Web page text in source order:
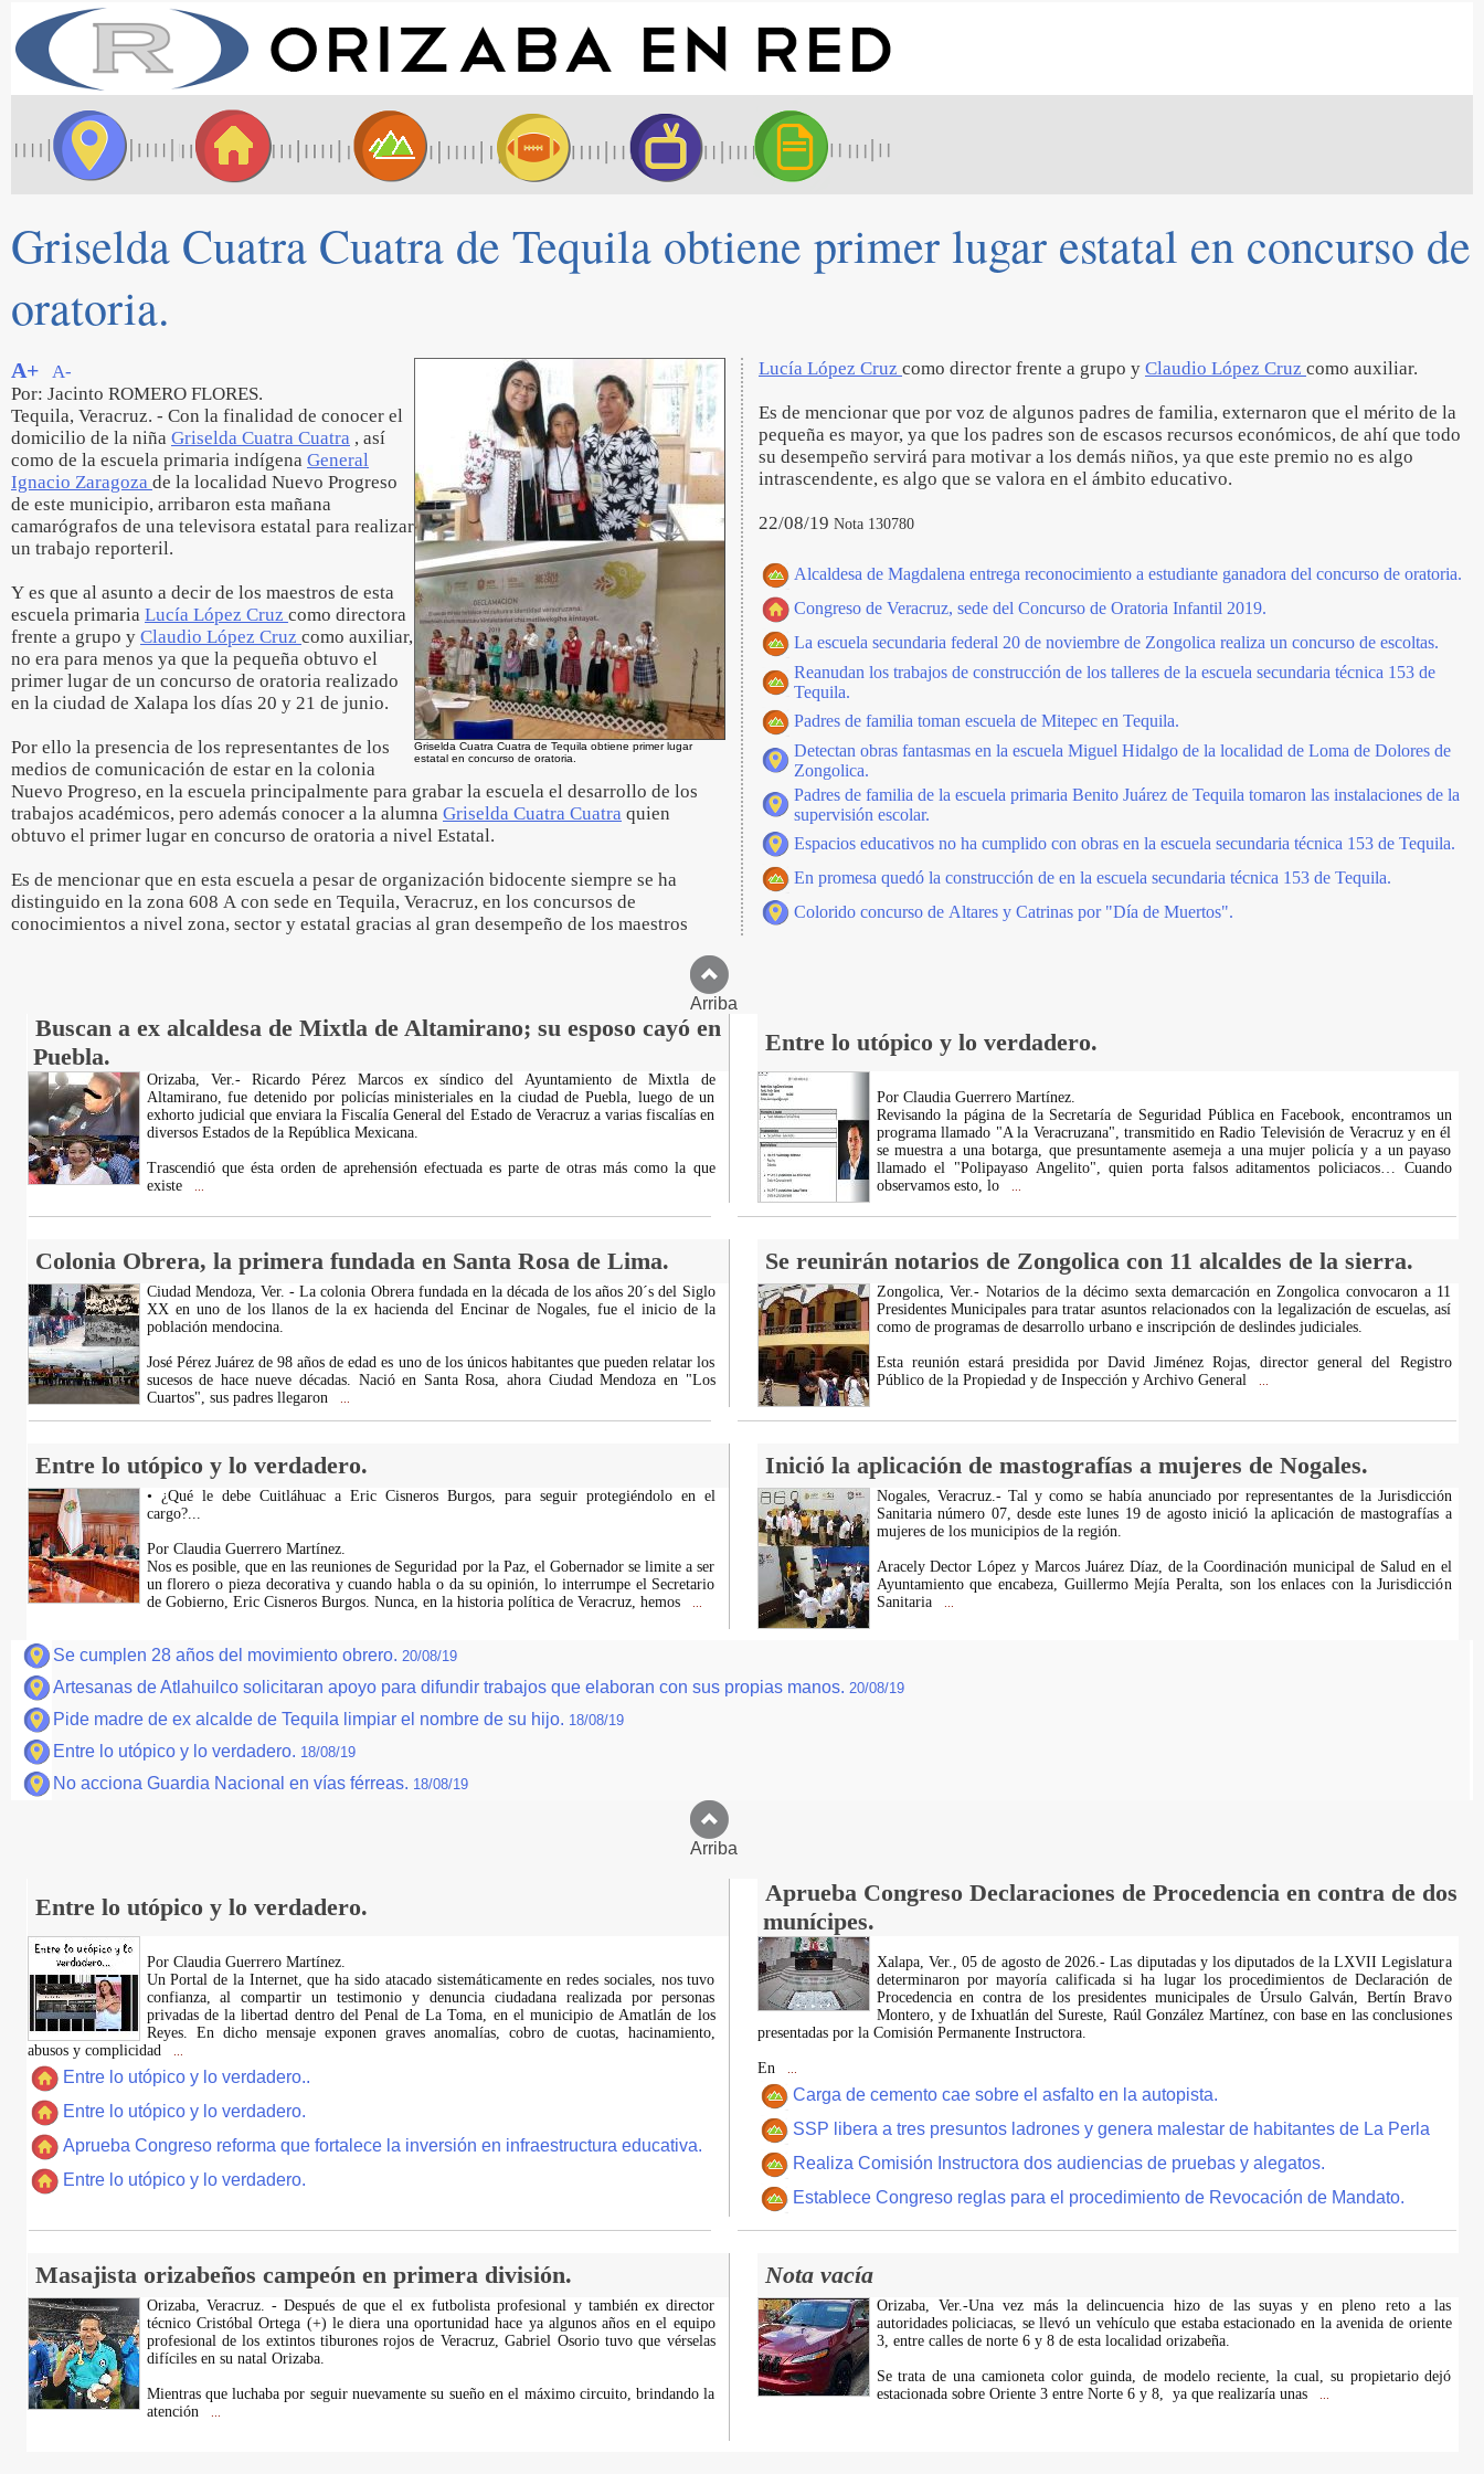
Griselda Cuatra Cuatra de Tequila obtiene primer lugar estatal en concurso de
oratoria.
Griselda Cuatra Cuatra de Tequila obtiene primer lugar
estatal en concurso de oratoria.
A+
A-
Por: Jacinto ROMERO FLORES.
Tequila, Veracruz. - Con la finalidad de conocer el
domicilio de la niña Griselda Cuatra Cuatra , así
como de la escuela primaria indígena General
Ignacio Zaragoza de la localidad Nuevo Progreso
de este municipio, arribaron esta mañana
camarógrafos de una televisora estatal para realizar
un trabajo reporteril.
Y es que al asunto a decir de los maestros de esta
escuela primaria Lucía López Cruz como directora
frente a grupo y Claudio López Cruz como auxiliar,
no era para menos ya que la pequeña obtuvo el
primer lugar de un concurso de oratoria realizado
en la ciudad de Xalapa los días 20 y 21 de junio.
Por ello la presencia de los representantes de los
medios de comunicación de estar en la colonia
Nuevo Progreso, en la escuela principalmente para grabar la escuela el desarrollo de los
trabajos académicos, pero además conocer a la alumna Griselda Cuatra Cuatra quien
obtuvo el primer lugar en concurso de oratoria a nivel Estatal.
Es de mencionar que en esta escuela a pesar de organización bidocente siempre se ha
distinguido en la zona 608 A con sede en Tequila, Veracruz, en los concursos de
conocimientos a nivel zona, sector y estatal gracias al gran desempeño de los maestros
Lucía López Cruz como director frente a grupo y Claudio López Cruz como auxiliar.
Es de mencionar que por voz de algunos padres de familia, externaron que el mérito de la
pequeña es mayor, ya que los padres son de escasos recursos económicos, de ahí que todo
su desempeño servirá para motivar a los demás niños, ya que este premio no es algo
intrascendente, es algo que se valora en el ámbito educativo.
22/08/19 Nota 130780
Alcaldesa de Magdalena entrega reconocimiento a estudiante ganadora del concurso de oratoria.
Congreso de Veracruz, sede del Concurso de Oratoria Infantil 2019.
La escuela secundaria federal 20 de noviembre de Zongolica realiza un concurso de escoltas.
Reanudan los trabajos de construcción de los talleres de la escuela secundaria técnica 153 de
Tequila.
Padres de familia toman escuela de Mitepec en Tequila.
Detectan obras fantasmas en la escuela Miguel Hidalgo de la localidad de Loma de Dolores de
Zongolica.
Padres de familia de la escuela primaria Benito Juárez de Tequila tomaron las instalaciones de la
supervisión escolar.
Espacios educativos no ha cumplido con obras en la escuela secundaria técnica 153 de Tequila.
En promesa quedó la construcción de en la escuela secundaria técnica 153 de Tequila.
Colorido concurso de Altares y Catrinas por "Día de Muertos".
Arriba
Buscan a ex alcaldesa de Mixtla de Altamirano; su esposo cayó en
Puebla.
Entre lo utópico y lo verdadero.
Orizaba, Ver.- Ricardo Pérez Marcos ex síndico del Ayuntamiento de Mixtla de
Altamirano, fue detenido por policías ministeriales en la ciudad de Puebla, luego de un
exhorto judicial que enviara la Fiscalía General del Estado de Veracruz a varias fiscalías en
diversos Estados de la República Mexicana.
Trascendió que ésta orden de aprehensión efectuada es parte de otras más como la que
existe
Por Claudia Guerrero Martínez.
Revisando la página de la Secretaría de Seguridad Pública en Facebook, encontramos un
programa llamado "A la Veracruzana", transmitido en Radio Televisión de Veracruz y en él
se muestra a una botarga, que presuntamente asemeja a una mujer policía y a un payaso
llamado el "Polipayaso Angelito", quien porta falsos aditamentos policiacos… Cuando
observamos esto, lo
Colonia Obrera, la primera fundada en Santa Rosa de Lima. Se reunirán notarios de Zongolica con 11 alcaldes de la sierra.
Ciudad Mendoza, Ver. - La colonia Obrera fundada en la década de los años 20´s del Siglo
XX en uno de los llanos de la ex hacienda del Encinar de Nogales, fue el inicio de la
población mendocina.
José Pérez Juárez de 98 años de edad es uno de los únicos habitantes que pueden relatar los
sucesos de hace nueve décadas. Nació en Santa Rosa, ahora Ciudad Mendoza en "Los
Cuartos", sus padres llegaron
Zongolica, Ver.- Notarios de la décimo sexta demarcación en Zongolica convocaron a 11
Presidentes Municipales para tratar asuntos relacionados con la legalización de escuelas, así
como de programas de desarrollo urbano e inscripción de deslindes judiciales.
Esta reunión estará presidida por David Jiménez Rojas, director general del Registro
Público de la Propiedad y de Inspección y Archivo General
Entre lo utópico y lo verdadero. Inició la aplicación de mastografías a mujeres de Nogales.
• ¿Qué le debe Cuitláhuac a Eric Cisneros Burgos, para seguir protegiéndolo en el
cargo?...
Por Claudia Guerrero Martínez.
Nos es posible, que en las reuniones de Seguridad por la Paz, el Gobernador se limite a ser
un florero o pieza decorativa y cuando habla o da su opinión, lo interrumpe el Secretario
de Gobierno, Eric Cisneros Burgos. Nunca, en la historia política de Veracruz, hemos
Nogales, Veracruz.- Tal y como se había anunciado por representantes de la Jurisdicción
Sanitaria número 07, desde este lunes 19 de agosto inició la aplicación de mastografías a
mujeres de los municipios de la región.
Aracely Dector López y Marcos Juárez Díaz, de la Coordinación municipal de Salud en el
Ayuntamiento que encabeza, Guillermo Mejía Peralta, son los enlaces con la Jurisdicción
Sanitaria
Se cumplen 28 años del movimiento obrero. 20/08/19
Artesanas de Atlahuilco solicitaran apoyo para difundir trabajos que elaboran con sus propias manos. 20/08/19
Pide madre de ex alcalde de Tequila limpiar el nombre de su hijo. 18/08/19
Entre lo utópico y lo verdadero. 18/08/19
No acciona Guardia Nacional en vías férreas. 18/08/19
Arriba
Entre lo utópico y lo verdadero.
Aprueba Congreso Declaraciones de Procedencia en contra de dos
munícipes.
Por Claudia Guerrero Martínez.
​Un Portal de la Internet, que ha sido atacado sistemáticamente en redes sociales, nos tuvo
confianza, al compartir un testimonio y denuncia ciudadana realizada por personas
privadas de la libertad dentro del Penal de La Toma, en el municipio de Amatlán de los
Reyes. En dicho mensaje exponen graves anomalías, cobro de cuotas, hacinamiento,
abusos y complicidad
Entre lo utópico y lo verdadero..
Entre lo utópico y lo verdadero.
Aprueba Congreso reforma que fortalece la inversión en infraestructura educativa.
Entre lo utópico y lo verdadero.
Xalapa, Ver., 05 de agosto de 2026.- Las diputadas y los diputados de la LXVII Legislatura
determinaron por mayoría calificada si ha lugar los procedimientos de Declaración de
Procedencia en contra de los presidentes municipales de Úrsulo Galván, Bertín Bravo
Montero, y de Ixhuatlán del Sureste, Raúl González Martínez, con base en las conclusiones
presentadas por la Comisión Permanente Instructora.
En
Carga de cemento cae sobre el asfalto en la autopista.
SSP libera a tres presuntos ladrones y genera malestar de habitantes de La Perla
Realiza Comisión Instructora dos audiencias de pruebas y alegatos.
Establece Congreso reglas para el procedimiento de Revocación de Mandato.
Masajista orizabeños campeón en primera división. Nota vacía
Orizaba, Veracruz. - Después de que el ex futbolista profesional y también ex director
técnico Cristóbal Ortega (+) le diera una oportunidad hace ya algunos años en el equipo
profesional de los extintos tiburones rojos de Veracruz, Gabriel Osorio tuvo que vérselas
difíciles en su natal Orizaba.
Mientras que luchaba por seguir nuevamente su sueño en el máximo circuito, brindando la
atención
Orizaba, Ver.-Una vez más la delincuencia hizo de las suyas y en pleno reto a las
autoridades policiacas, se llevó un vehículo que estaba estacionado en la avenida de oriente
3, entre calles de norte 6 y 8 de esta localidad orizabeña.
Se trata de una camioneta color guinda, de modelo reciente, la cual, su propietario dejó
estacionada sobre Oriente 3 entre Norte 6 y 8, ya que realizaría unas